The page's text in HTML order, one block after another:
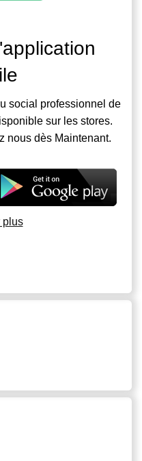
social professionnel de
sur les stores.
nous dès Maintenant.
plus